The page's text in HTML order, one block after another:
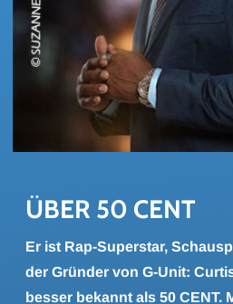
ÜBER 50 CENT
Er ist Rap-Superstar,
der Gründer von G-Unit:
besser bekannt als 50 CENT.